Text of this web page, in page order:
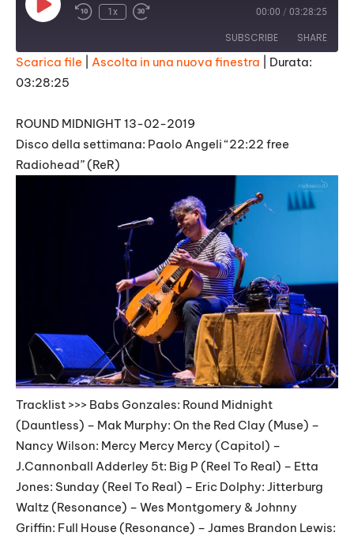
Play
Episode
1x 00:00 / 03:28:25
SUBSCRIBE SHARE
SHARE
LINK
EMBED
Scarica file Ascolta in una nuova finestra
Durata:
03:28:25
ROUND MIDNIGHT 13-02-2019
Disco della settimana: Paolo Angeli “22:22 free
Radiohead” (ReR)
Tracklist >>> Babs Gonzales: Round Midnight
(Dauntless) – Mak Murphy: On the Red Clay (Muse) –
Nancy Wilson: Mercy Mercy Mercy (Capitol) –
J.Cannonball Adderley 5t: Big P (Reel To Real) – Etta
Jones: Sunday (Reel To Real) – Eric Dolphy: Jitterburg
Waltz (Resonance) – Wes Montgomery & Johnny
Griffin: Full House (Resonance) – James Brandon Lewis: